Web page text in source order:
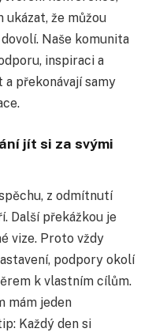
ukázat, že můžou
Naše komunita
inspiraci a
a překonávají samy
jít si za svými
z odmítnutí
Další překážkou je
vize. Proto vždy
podpory okolí
k vlastním cílům.
mám jeden
Každý den si